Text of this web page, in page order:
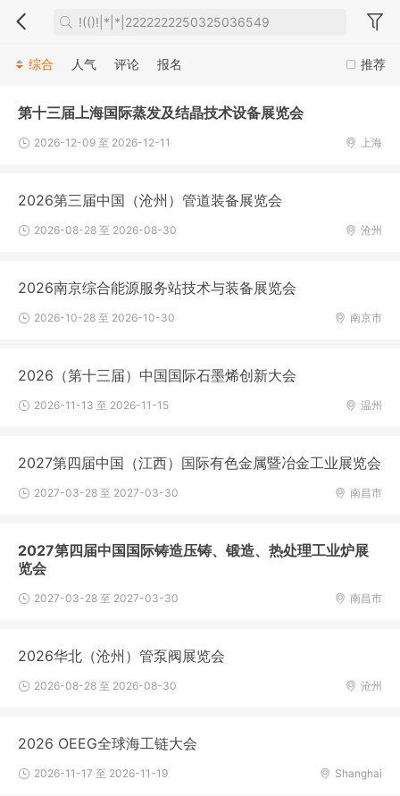
推荐
综合 人气 评论 报名
第十三届上海国际蒸发及结晶技术设备展览会
上海
2026-12-09 至 2026-12-11
2026第三届中国（沧州）管道装备展览会
沧州
2026-08-28 至 2026-08-30
2026南京综合能源服务站技术与装备展览会
南京市
2026-10-28 至 2026-10-30
2026（第十三届）中国国际石墨烯创新大会
温州
2026-11-13 至 2026-11-15
2027第四届中国（江西）国际有色金属暨冶金工业展览会
南昌市
2027-03-28 至 2027-03-30
2027第四届中国国际铸造压铸、锻造、热处理工业炉展
览会
南昌市
2027-03-28 至 2027-03-30
2026华北（沧州）管泵阀展览会
沧州
2026-08-28 至 2026-08-30
2026 OEEG全球海工链大会
Shanghai
2026-11-17 至 2026-11-19